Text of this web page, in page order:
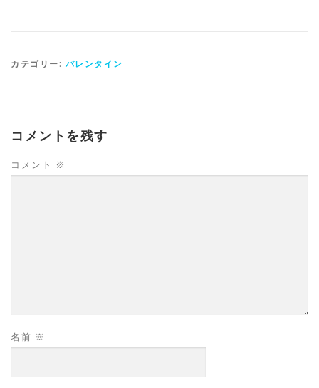
カテゴリー: バレンタイン
コメントを残す
コメント ※
名前 ※